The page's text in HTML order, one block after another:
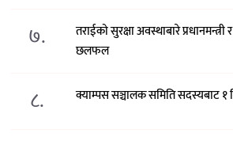
७.
तराईको सुरक्षा अवस्थाबारे
छलफल
८. क्याम्पस सञ्चालक समिति सदस्यबाट १